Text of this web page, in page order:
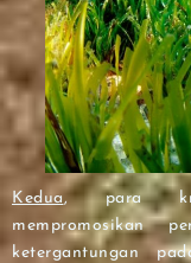
Kedua, para
mempromosikan
ketergantungan